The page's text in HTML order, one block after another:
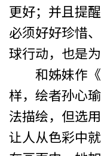
更好；并且提
必须好好珍惜
球行动，也是
和姊妹作《
样，绘者孙心
法描绘，但选
让人从色彩中